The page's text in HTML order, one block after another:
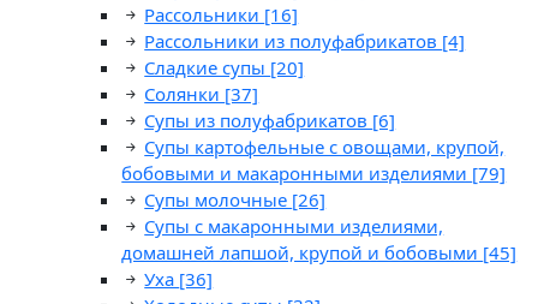
Рассольники [16]
Рассольники из полуфабрикатов [4]
Сладкие супы [20]
Солянки [37]
Супы из полуфабрикатов [6]
Супы картофельные с овощами, крупой,
бобовыми и макаронными изделиями [79]
Супы молочные [26]
Супы с макаронными изделиями,
домашней лапшой, крупой и бобовыми [45]
Уха [36]